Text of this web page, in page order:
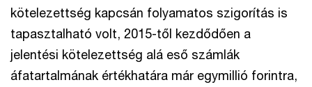
kötelezettség kapcsán folyamatos szigorítás is
tapasztalható volt, 2015-től kezdődően a
jelentési kötelezettség alá eső számlák
áfatartalmának értékhatára már egymillió forintra,